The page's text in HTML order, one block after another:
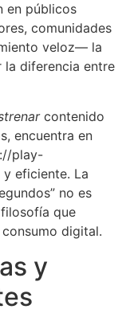
en públicos
comunidades
veloz— la
la diferencia entre
contenido
encuentra en
play-
eficiente. La
no es
que
digital.
y